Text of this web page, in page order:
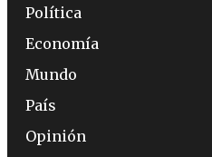
Política
Economía
Mundo
País
Opinión